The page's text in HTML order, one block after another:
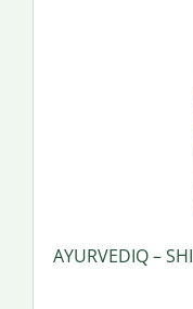
AYURVEDIQ –